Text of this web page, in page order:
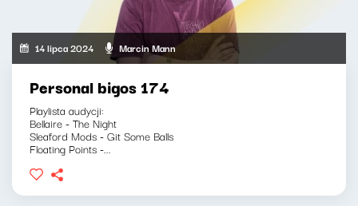
14 lipca 2024 Marcin Mann
Personal bigos 174
Playlista audycji:
Bellaire - The Night
Sleaford Mods - Git Some Balls
Floating Points -...